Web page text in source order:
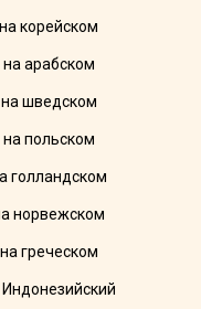
корейском
на арабском
на шведском
на польском
голландском
норвежском
греческом